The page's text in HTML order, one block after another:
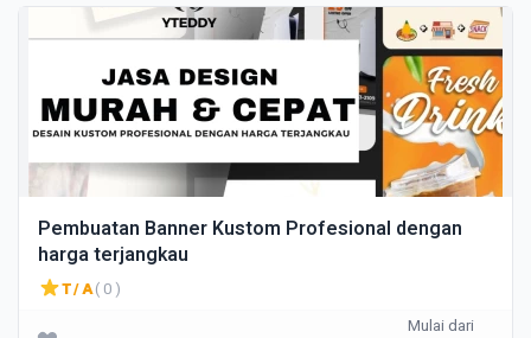
Pembuatan Banner Kustom Profesional dengan
harga terjangkau
T/A( 0 )
Mulai dari